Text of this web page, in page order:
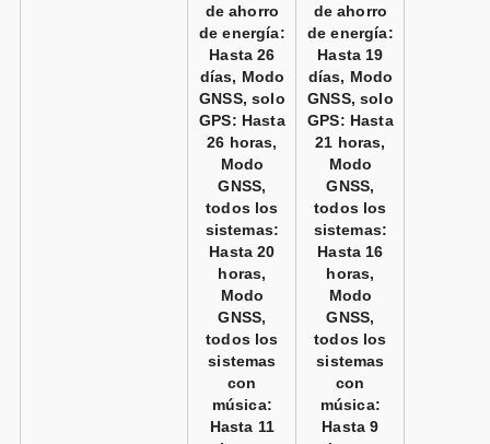
de ahorro
de energía:
Hasta 26
días, Modo
GNSS, solo
GPS: Hasta
26 horas,
Modo
GNSS,
todos los
sistemas:
Hasta 20
horas,
Modo
GNSS,
todos los
sistemas
con
música:
Hasta 11
de ahorro
de energía:
Hasta 19
días, Modo
GNSS, solo
GPS: Hasta
21 horas,
Modo
GNSS,
todos los
sistemas:
Hasta 16
horas,
Modo
GNSS,
todos los
sistemas
con
música:
Hasta 9